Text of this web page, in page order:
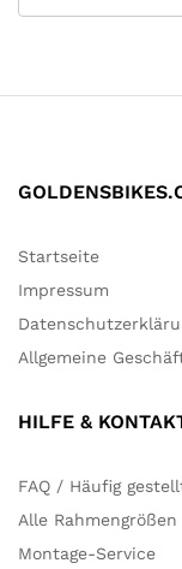
Startseite
Impressum
Allgemeine
HILFE &
FAQ / Häufig
Alle Rahmengrößen
Montage-Service